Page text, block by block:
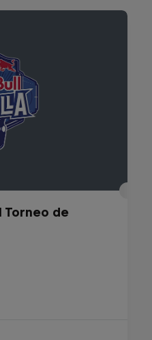
Torneo de